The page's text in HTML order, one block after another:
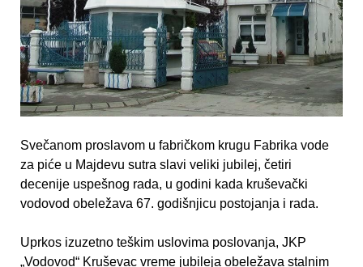
Svečanom proslavom u fabričkom krugu Fabrika vode
za piće u Majdevu sutra slavi veliki jubilej, četiri
decenije uspešnog rada, u godini kada kruševački
vodovod obeležava 67. godišnjicu postojanja i rada.
Uprkos izuzetno teškim uslovima poslovanja, JKP
„Vodovod“ Kruševac vreme jubileja obeležava stalnim